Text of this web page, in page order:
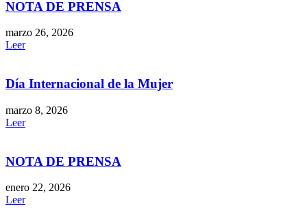
NOTA DE PRENSA
marzo 26, 2026
Leer
Día Internacional de la Mujer
marzo 8, 2026
Leer
NOTA DE PRENSA
enero 22, 2026
Leer